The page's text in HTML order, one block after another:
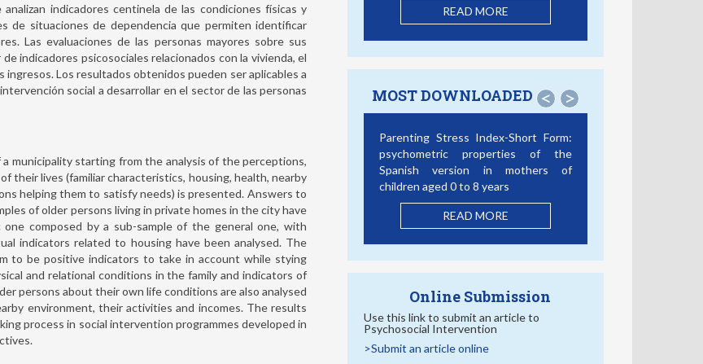
indicadores centinela de las condiciones físicas y
de situaciones de dependencia que permiten identificar
Las evaluaciones de las personas mayores sobre sus
indicadores psicosociales relacionados con la vivienda, el
Los resultados obtenidos pueden ser aplicables a
social a desarrollar en el sector de las personas
municipality starting from the analysis of the perceptions,
their lives (familiar characteristics, housing, health, nearby
helping them to satisfy needs) is presented. Answers to
of older persons living in private homes in the city have
composed by a sub-sample of the general one, with
indicators related to housing have been analysed. The
to be positive indicators to take in account while stying
and relational conditions in the family and indicators of
persons about their own life conditions are also analysed
environment, their activities and incomes. The results
process in social intervention programmes developed in
READ MORE
MOST DOWNLOADED < >
Parenting Stress Index-Short Form:
psychometric properties of the
Spanish version in mothers of
children aged 0 to 8 years
READ MORE
Online Submission
Use this link to submit an article to
Psychosocial Intervention
>Submit an article online